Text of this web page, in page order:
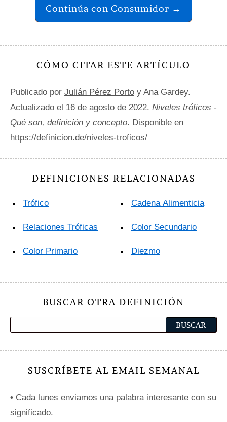
Continúa con Consumidor →
CÓMO CITAR ESTE ARTÍCULO
Publicado por Julián Pérez Porto y Ana Gardey.
Actualizado el 16 de agosto de 2022. Niveles tróficos -
Qué son, definición y concepto. Disponible en
https://definicion.de/niveles-troficos/
DEFINICIONES RELACIONADAS
Trófico
Relaciones Tróficas
Color Primario
Cadena Alimenticia
Color Secundario
Diezmo
BUSCAR OTRA DEFINICIÓN
SUSCRÍBETE AL EMAIL SEMANAL
• Cada lunes enviamos una palabra interesante con su
significado.